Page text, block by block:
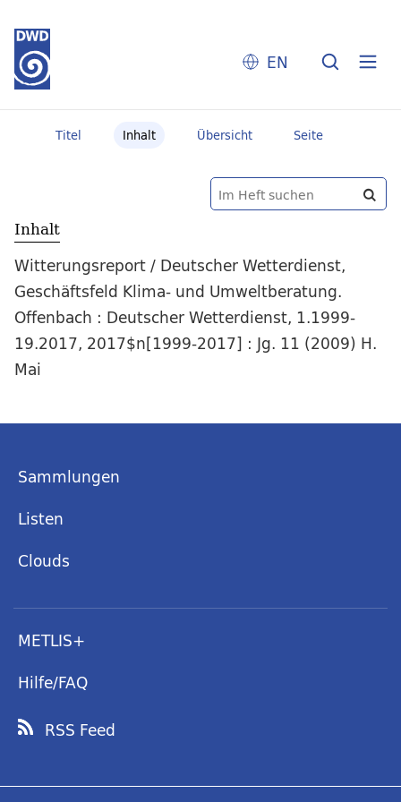
EN
Titel Inhalt Übersicht Seite
Inhalt
Witterungsreport / Deutscher Wetterdienst,
Geschäftsfeld Klima- und Umweltberatung.
Offenbach : Deutscher Wetterdienst, 1.1999-
19.2017, 2017$n[1999-2017] : Jg. 11 (2009) H.
Mai
Sammlungen
Listen
Clouds
METLIS+
Hilfe/FAQ
RSS Feed